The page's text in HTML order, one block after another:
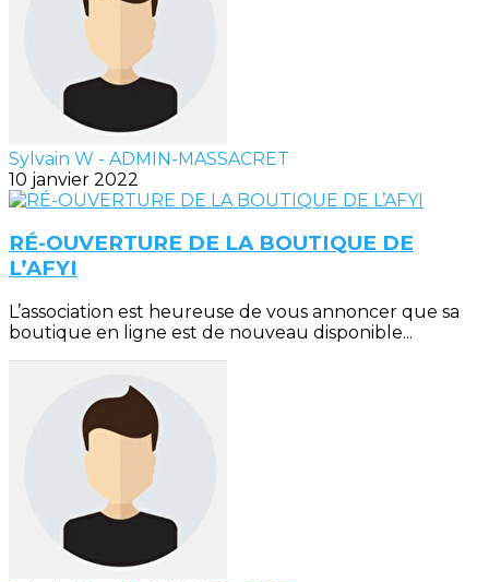
Sylvain W - ADMIN-MASSACRET
10 janvier 2022
RÉ-OUVERTURE DE LA BOUTIQUE DE
L’AFYI
L’association est heureuse de vous annoncer que sa
boutique en ligne est de nouveau disponible...